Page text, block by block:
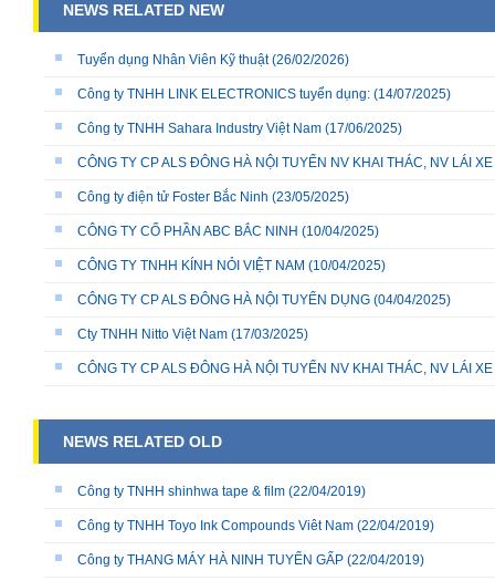
NEWS RELATED NEW
Tuyển dụng Nhân Viên Kỹ thuật(26/02/2026)
Công ty TNHH LINK ELECTRONICS tuyển dụng: (14/07/2025)
Công ty TNHH Sahara Industry Việt Nam (17/06/2025)
CÔNG TY CP ALS ĐÔNG HÀ NỘI TUYỂN NV KHAI THÁC, NV LÁI
Công ty điện tử Foster Bắc Ninh (23/05/2025)
CÔNG TY CỔ PHẦN ABC BẮC NINH (10/04/2025)
CÔNG TY TNHH KÍNH NỎI VIỆT NAM (10/04/2025)
CÔNG TY CP ALS ĐÔNG HÀ NỘI TUYỂN DỤNG (04/04/2025)
Cty TNHH Nitto Việt Nam (17/03/2025)
CÔNG TY CP ALS ĐÔNG HÀ NỘI TUYỂN NV KHAI THÁC, NV LÁI
NEWS RELATED OLD
Công ty TNHH shinhwa tape & film (22/04/2019)
Công ty TNHH Toyo Ink Compounds Viêt Nam (22/04/2019)
Công ty THANG MÁY HÀ NINH TUYỂN GẤP (22/04/2019)